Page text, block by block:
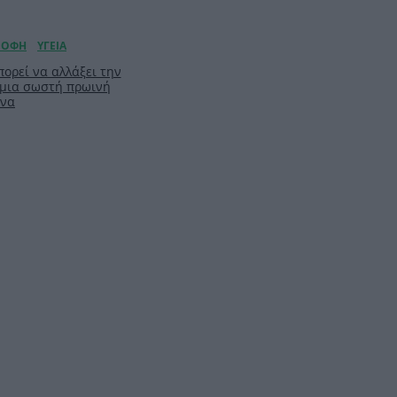
να αλλάξει την
σωστή πρωινή